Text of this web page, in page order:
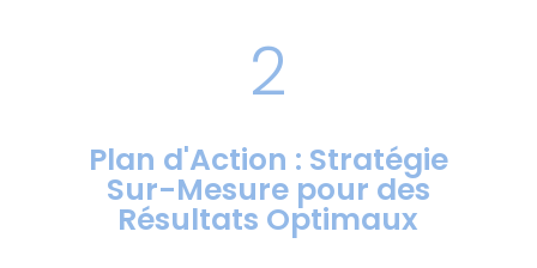
2
Plan d'Action : Stratégie
Sur-Mesure pour des
Résultats Optimaux